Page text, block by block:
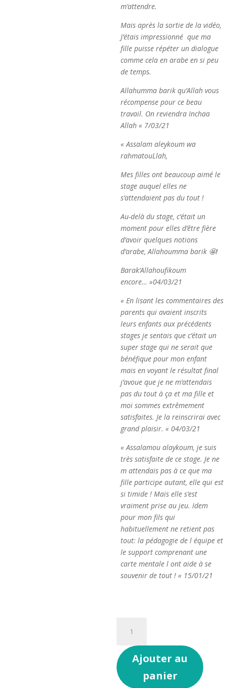
m’attendre.
Mais après la sortie de la vidéo,
J’étais impressionné que ma
fille puisse répéter un dialogue
comme cela en arabe en si peu
de temps.
Allahumma barik qu’Allah vous
récompense pour ce beau
travail. On reviendra Inchaa
Allah « 7/03/21
« Assalam aleykoum wa
rahmatouLlah,
Mes filles ont beaucoup aimé le
stage auquel elles ne
s’attendaient pas du tout !
Au-delà du stage, c’était un
moment pour elles d’être fière
d’avoir quelques notions
d’arabe, Allahoumma barik 🤩!
Barak’Allahoufikoum
encore… »04/03/21
« En lisant les commentaires des
parents qui avaient inscrits
leurs enfants aux précédents
stages je sentais que c’était un
super stage qui ne serait que
bénéfique pour mon enfant
mais en voyant le résultat final
j’avoue que je ne m’attendais
pas du tout à ça et ma fille et
moi sommes extrêmement
satisfaites. Je la reinscrirai avec
grand plaisir. « 04/03/21
« Assalamou alaykoum, je suis
très satisfaite de ce stage. Je ne
m attendais pas à ce que ma
fille participe autant, elle qui est
si timide ! Mais elle s’est
vraiment prise au jeu. Idem
pour mon fils qui
habituellement ne retient pas
tout: la pédagogie de l équipe et
le support comprenant une
carte mentale l ont aide à se
souvenir de tout ! « 15/01/21
Stage
Création
d'un
Darsanimé
Ajouter au
panier